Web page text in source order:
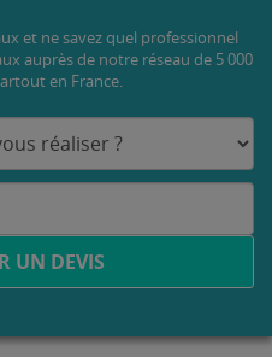
et ne savez quel professionnel
auprès de notre réseau de 5 000
en France.
UN DEVIS